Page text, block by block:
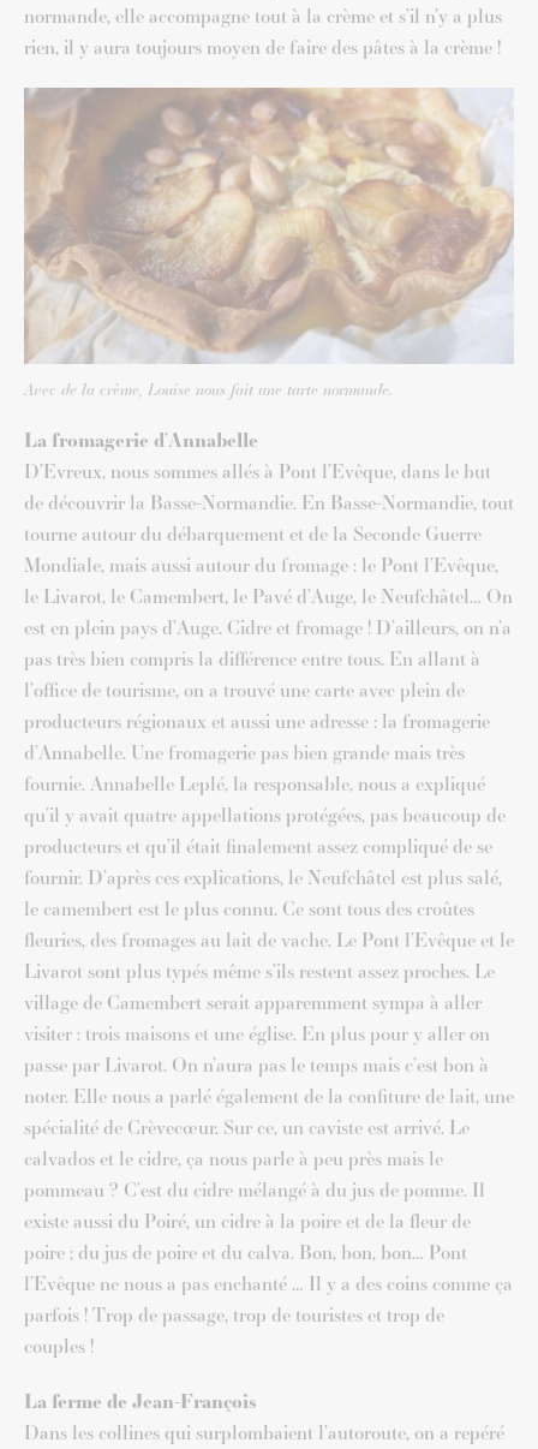
normande, elle accompagne tout à la crème et s’il n’y a plus
rien, il y aura toujours moyen de faire des pâtes à la crème !
Avec de la crème, Louise nous fait une tarte normande.
La fromagerie d’Annabelle
D’Evreux, nous sommes allés à Pont l’Evêque, dans le but
de découvrir la Basse-Normandie. En Basse-Normandie, tout
tourne autour du débarquement et de la Seconde Guerre
Mondiale, mais aussi autour du fromage : le Pont l’Evêque,
le Livarot, le Camembert, le Pavé d’Auge, le Neufchâtel… On
est en plein pays d’Auge. Cidre et fromage ! D’ailleurs, on n’a
pas très bien compris la différence entre tous. En allant à
l’office de tourisme, on a trouvé une carte avec plein de
producteurs régionaux et aussi une adresse : la fromagerie
d’Annabelle. Une fromagerie pas bien grande mais très
fournie. Annabelle Leplé, la responsable, nous a expliqué
qu’il y avait quatre appellations protégées, pas beaucoup de
producteurs et qu’il était finalement assez compliqué de se
fournir. D’après ces explications, le Neufchâtel est plus salé,
le camembert est le plus connu. Ce sont tous des croûtes
fleuries, des fromages au lait de vache. Le Pont l’Evêque et le
Livarot sont plus typés même s’ils restent assez proches. Le
village de Camembert serait apparemment sympa à aller
visiter : trois maisons et une église. En plus pour y aller on
passe par Livarot. On n’aura pas le temps mais c’est bon à
noter. Elle nous a parlé également de la confiture de lait, une
spécialité de Crèvecœur. Sur ce, un caviste est arrivé. Le
calvados et le cidre, ça nous parle à peu près mais le
pommeau ? C’est du cidre mélangé à du jus de pomme. Il
existe aussi du Poiré, un cidre à la poire et de la fleur de
poire ; du jus de poire et du calva. Bon, bon, bon… Pont
l’Evêque ne nous a pas enchanté … Il y a des coins comme ça
parfois ! Trop de passage, trop de touristes et trop de
couples !
La ferme de Jean-François
Dans les collines qui surplombaient l’autoroute, on a repéré